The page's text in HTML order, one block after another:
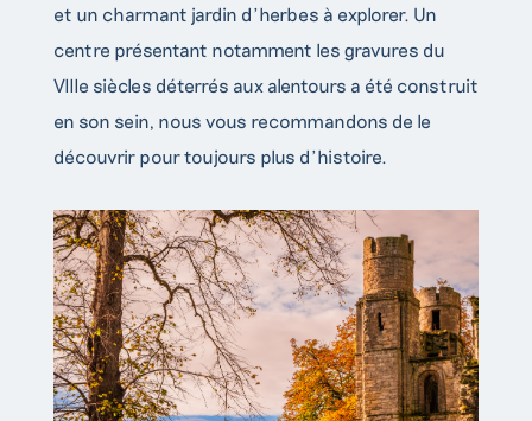
et un charmant jardin d’herbes à explorer. Un
centre présentant notamment les gravures du
VIIIe siècles déterrés aux alentours a été construit
en son sein, nous vous recommandons de le
découvrir pour toujours plus d’histoire.